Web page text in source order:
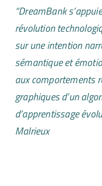
“DreamBank
révolution
sur une intention
sémantique et
aux comportements
graphiques d’un
d’apprentissage
Malrieux